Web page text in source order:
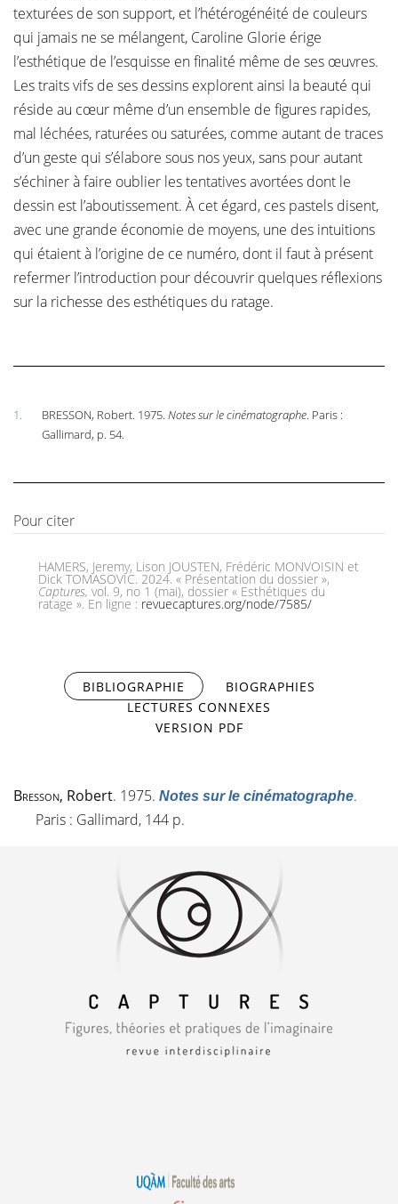
texturées de son support, et l’hétérogénéité de couleurs
qui jamais ne se mélangent, Caroline Glorie érige
l’esthétique de l’esquisse en finalité même de ses œuvres.
Les traits vifs de ses dessins explorent ainsi la beauté qui
réside au cœur même d’un ensemble de figures rapides,
mal léchées, raturées ou saturées, comme autant de traces
d’un geste qui s’élabore sous nos yeux, sans pour autant
s’échiner à faire oublier les tentatives avortées dont le
dessin est l’aboutissement. À cet égard, ces pastels disent,
avec une grande économie de moyens, une des intuitions
qui étaient à l’origine de ce numéro, dont il faut à présent
refermer l’introduction pour découvrir quelques réflexions
sur la richesse des esthétiques du ratage.
1. BRESSON, Robert. 1975.Notes sur le cinématographe. Paris :
Gallimard, p. 54.
Pour citer
HAMERS, Jeremy, Lison JOUSTEN, Frédéric MONVOISIN et
Dick TOMASOVIC. 2024. « Présentation du dossier »,
Captures, vol. 9, no 1 (mai), dossier « Esthétiques du
ratage ». En ligne : revuecaptures.org/node/7585/
BIBLIOGRAPHIE (ONGLET ACTIF)
BIOGRAPHIES
LECTURES CONNEXES
VERSION PDF
Bresson, Robert. 1975. Notes sur le cinématographe.
Paris : Gallimard, 144 p.